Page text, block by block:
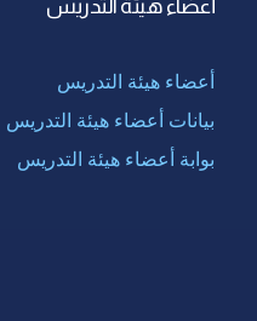
أعضاء هيئة التدريس
أعضاء هيئة التدريس
بيانات أعضاء هيئة التدريس
بوابة أعضاء هيئة التدريس